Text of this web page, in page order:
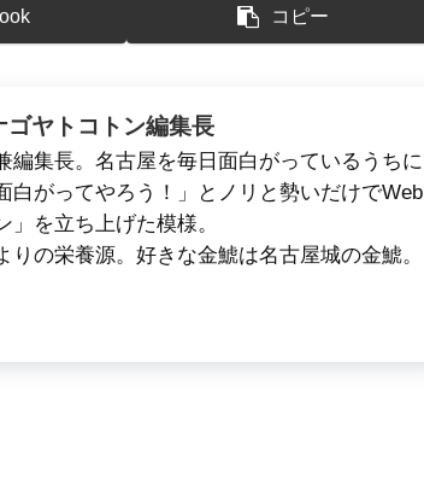
コピー
ゴヤトコトン編集長
編集長。名古屋を毎日面白がっているうちに
白がってやろう！」とノリと勢いだけでWeb
を立ち上げた模様。
の栄養源。好きな金鯱は名古屋城の金鯱。